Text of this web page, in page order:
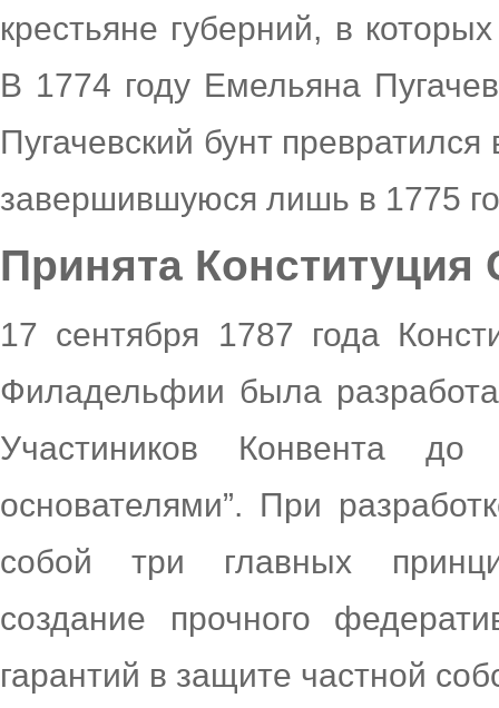
крестьяне губерний, в
В 1774 году Емельяна
Пугачевский бунт
завершившуюся лишь в 1775
Принята
17 сентября 1787 года
Филадельфии была
Участиников Конвента
основателями”. При
собой три главных
создание прочного
гарантий в защите частной